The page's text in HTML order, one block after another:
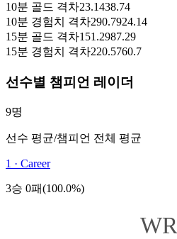
10분 골드 격차23.1438.74
10분 경험치 격차290.7924.14
15분 골드 격차151.2987.29
15분 경험치 격차220.5760.7
선수별 챔피언 레이더
9명
선수 평균/챔피언 전체 평균
1 · Career
3승 0패(100.0%)
WR